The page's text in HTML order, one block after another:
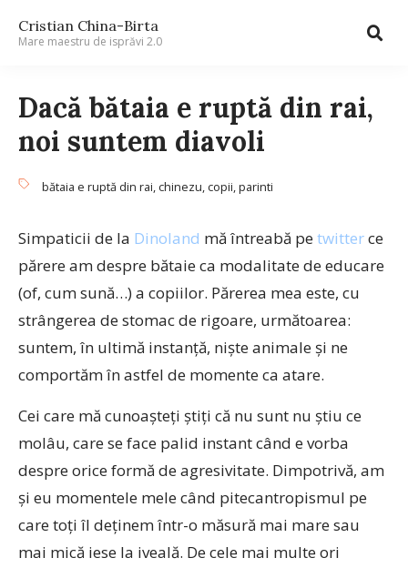
Cristian China-Birta
Mare maestru de isprăvi 2.0
Dacă bătaia e ruptă din rai,
noi suntem diavoli
bătaia e ruptă din rai, chinezu, copii,parinti
Simpaticii de la Dinoland mă întreabă pe twitterce
părere am despre bătaie ca modalitate de educare
(of, cum sună…) a copiilor. Părerea mea este, cu
strângerea de stomac de rigoare, următoarea:
suntem, în ultimă instanţă, nişte animale şi ne
comportăm în astfel de momente ca atare.
Cei care mă cunoaşteţi ştiţi că nu sunt nu ştiu ce
molâu, care se face palid instant când e vorba
despre orice formă de agresivitate. Dimpotrivă, am
şi eu momentele mele când pitecantropismul pe
care toţi îl deţinem într-o măsură mai mare sau
mai mică iese la iveală. De cele mai multe ori